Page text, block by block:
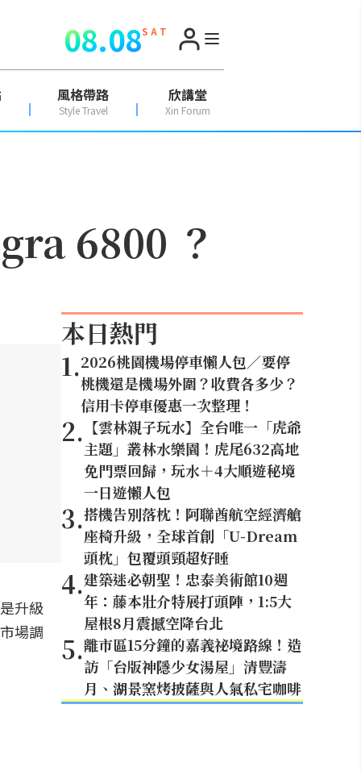
08.08S A T
風格帶路
Style Travel
欣講堂
Xin Forum
6800 ？
升級
場調
本日熱門
1.2026桃園機場停車懶人包／要停
桃機還是機場外圍？收費各多少？
信用卡停車優惠一次整理！
2. 【雲林親子玩水】全台唯一「虎爺
主題」叢林水樂園！虎尾632高地
免門票回歸，玩水＋4大順遊秘境
一日遊懶人包
3.搭機告別落枕！阿聯酋航空經濟艙
座椅升級，全球首創「U-Dream
頭枕」包覆頭頸超好睡
4.建築迷必朝聖！忠泰美術館10週
年：藤本壯介特展打頭陣，1:5大
屋根8月震撼空降台北
5.離市區15分鐘的嘉義祕境路線！造
訪「台版神隱少女湯屋」清豐濤
月、湖景窯烤披薩與人氣私宅咖啡